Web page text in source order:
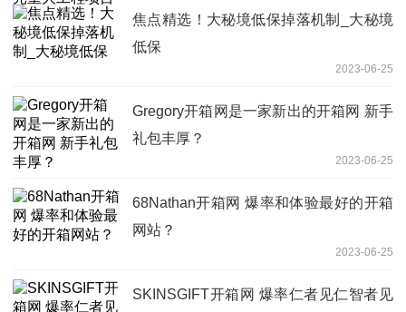
焦点精选！大秘境低保掉落机制_大秘境
低保
2023-06-25
Gregory开箱网是一家新出的开箱网 新手
礼包丰厚？
2023-06-25
68Nathan开箱网 爆率和体验最好的开箱
网站？
2023-06-25
SKINSGIFT开箱网 爆率仁者见仁智者见